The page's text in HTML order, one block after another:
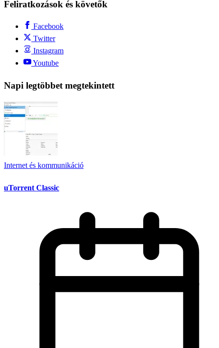
Feliratkozások és követők
Facebook
Twitter
Instagram
Youtube
Napi legtöbbet megtekintett
Internet és kommunikáció
uTorrent Classic